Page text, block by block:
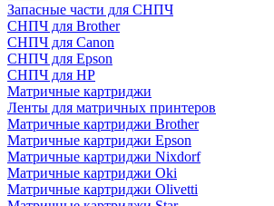
Запасные части для СНПЧ
СНПЧ для Brother
СНПЧ для Canon
СНПЧ для Epson
СНПЧ для HP
Матричные картриджи
Ленты для матричных принтеров
Матричные картриджи Brother
Матричные картриджи Epson
Матричные картриджи Nixdorf
Матричные картриджи Oki
Матричные картриджи Olivetti